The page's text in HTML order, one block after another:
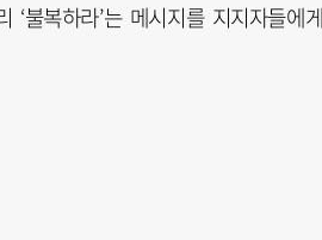
불복하라’는 메시지를 지지자들에